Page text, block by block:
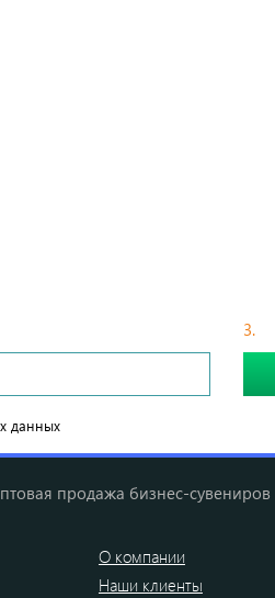
свяжется менеджер 3.
данных
продажа бизнес-
О компании
Наши клиенты